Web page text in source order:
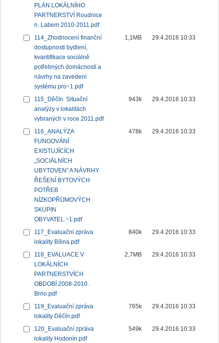
PLÁN LOKÁLNÍHO
PARTNERSTVÍ Roudnice
n. Labem 2010-2011.pdf
114_Zhodnocení finanční
dostupnosti bydlení,
kvantifikace sociálně
potřebných domácností a
návrhy na zavedení
systému pro~1.pdf
1,1MB 29.4.2016 10:33
115_Děčín. Situační
analýzy v lokalitách
vybraných v roce 2011.pdf
943k 29.4.2016 10:33
116_ANALÝZA
FUNGOVÁNÍ
EXISTUJÍCÍCH
„SOCIÁLNÍCH
UBYTOVEN“ A NÁVRHY
ŘEŠENÍ BYTOVÝCH
POTŘEB
NÍZKOPŘÍJMOVÝCH
SKUPIN
OBYVATEL.~1.pdf
478k 29.4.2016 10:33
117_Evaluační zpráva
lokality Bílina.pdf
840k 29.4.2016 10:33
118_EVALUACE V
LOKÁLNÍCH
PARTNERSTVÍCH
OBDOBÍ 2008-2010.
Brno.pdf
2,7MB 29.4.2016 10:33
119_Evaluační zpráva
lokality Děčín.pdf
765k 29.4.2016 10:33
120_Evaluační zpráva
lokality Hodonín.pdf
549k 29.4.2016 10:33